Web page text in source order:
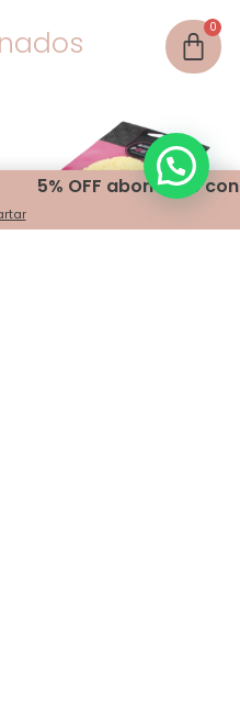
5% OFF abonando con